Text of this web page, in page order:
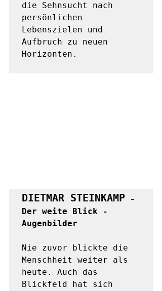
die Sehnsucht nach
persönlichen
Lebenszielen und
Aufbruch zu neuen
Horizonten.
DIETMAR STEINKAMP -
Der weite Blick -
Augenbilder
Nie zuvor blickte die
Menschheit weiter als
heute. Auch das
Blickfeld hat sich